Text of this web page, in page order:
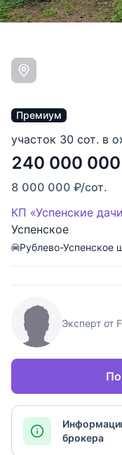
Премиум
участок 30 сот. в
240 000 000
8 000 000 ₽/сот.
КП «Успенские
Успенское
Рублево-Успенское
Эксперт от
брокера